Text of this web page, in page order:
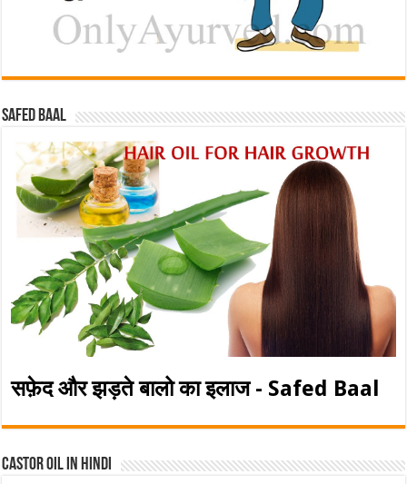
Safed baal
सफ़ेद और झड़ते बालो का इलाज - Safed Baal
Castor Oil In Hindi